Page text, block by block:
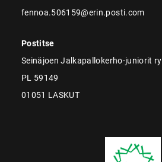
fennoa.506159@erin.posti.com
Postitse
Seinäjoen Jalkapallokerho-juniorit ry
PL 59149
01051 LASKUT